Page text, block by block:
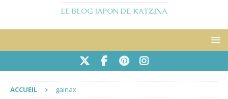
LE BLOG JAPON DE KATZINA
ACCUEIL gainax